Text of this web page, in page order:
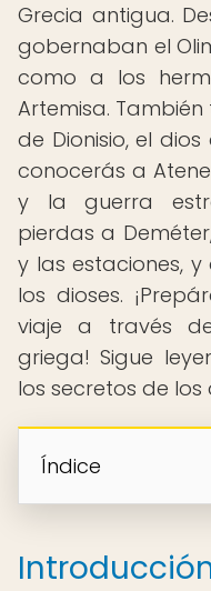
Grecia antigua.
gobernaban el
como a los
Artemisa.
de Dionisio, el
conocerás a
y la guerra
pierdas a
y las estaciones, y
los dioses.
viaje a través
griega! Sigue
los secretos de los
Índice